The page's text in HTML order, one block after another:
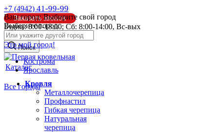
Ваш город: Выбирите свой город
Выберите город:
Это мой город!
Кострома
Ярославль
Все города
+7 (4942) 41-99-99
Заказать звонок
Будни: 8:00-18:00; Сб: 8:00-14:00, Вс-вых
info@pk44.ru
Поиск
Каталог
Кровля
Металлочерепица
Профнастил
Гибкая черепица
Натуральная
черепица